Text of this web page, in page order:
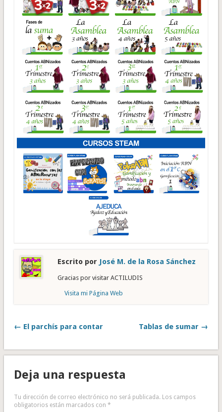
Escrito por José M. de la Rosa Sánchez
Gracias por visitar ACTILUDIS
Visita mi Página Web
← El parchís para contar Tablas de sumar →
Deja una respuesta
Tu dirección de correo electrónico no será publicada. Los campos
obligatorios están marcados con *